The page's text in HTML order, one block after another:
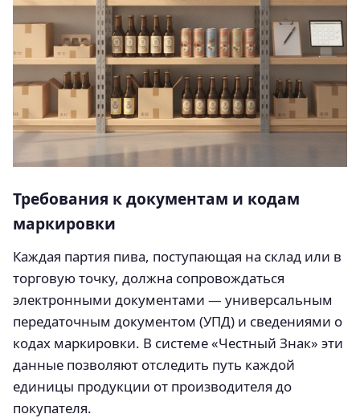
Требования к документам и кодам
маркировки
Каждая партия пива, поступающая на склад или в
торговую точку, должна сопровождаться
электронными документами — универсальным
передаточным документом (УПД) и сведениями о
кодах маркировки. В системе «Честный Знак» эти
данные позволяют отследить путь каждой
единицы продукции от производителя до
покупателя.